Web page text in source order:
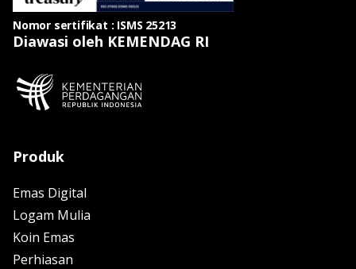
Nomor sertifikat : ISMS 25213
Diawasi oleh KEMENDAG RI
Produk
Emas Digital
Logam Mulia
Koin Emas
Perhiasan